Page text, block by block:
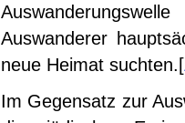
Auswanderer
neue Heimat suchten.[
Im Gegensatz zur